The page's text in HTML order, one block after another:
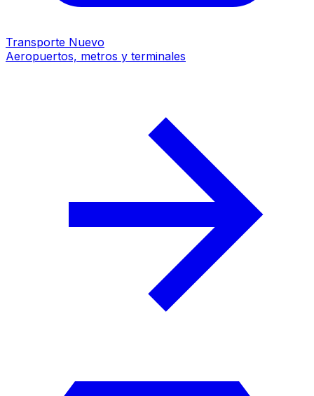
Transporte Nuevo
Aeropuertos, metros y terminales